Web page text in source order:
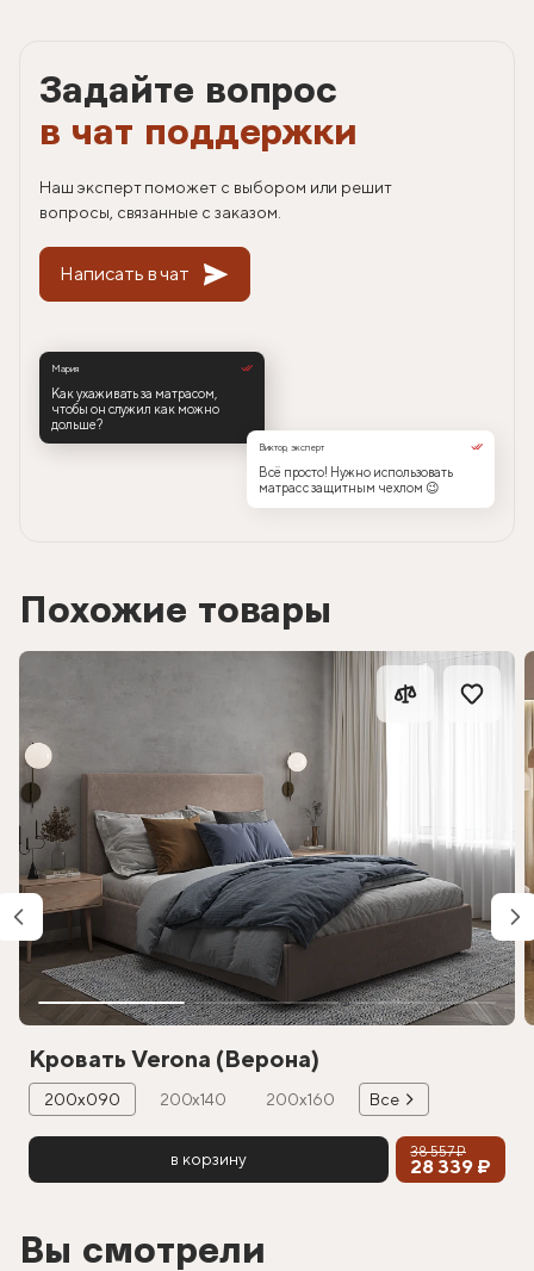
Задайте вопрос
в чат поддержки
Наш эксперт поможет с выбором или решит
вопросы, связанные с заказом.
Написать в чат
Мария
Как ухаживать за матрасом,
чтобы он служил как можно
дольше?
Виктор, эксперт
Всё просто! Нужно использовать
матрас с защитным чехлом 😉
Похожие товары
Кровать Verona (Верона)
200х090 200х140 200х160 Все
в корзину 38 557 ₽
28 339 ₽
Вы смотрели